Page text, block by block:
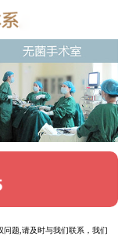
问题,请及时与我们联系，我们